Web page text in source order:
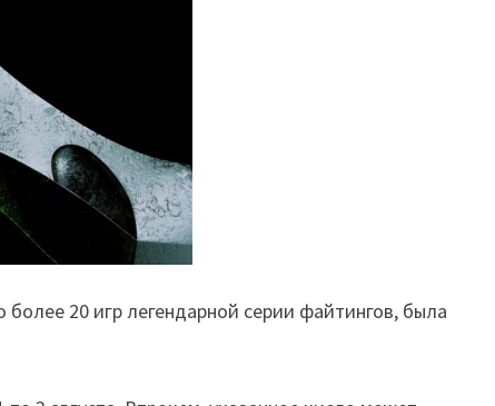
20 игр легендарной серии файтингов, была